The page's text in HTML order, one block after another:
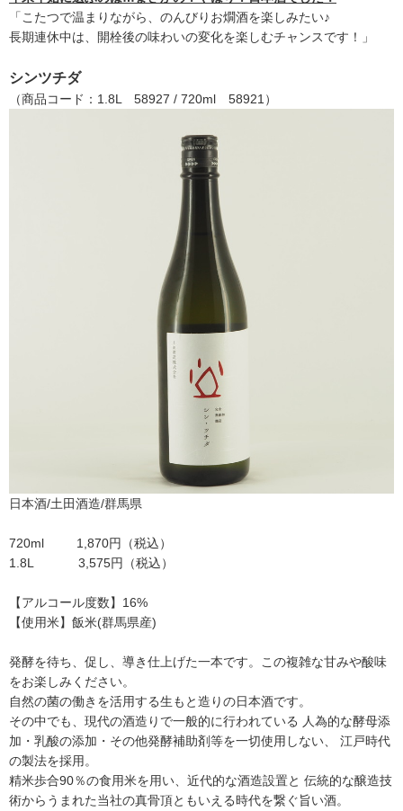
「こたつで温まりながら、のんびりお燗酒を楽しみたい♪
長期連休中は、開栓後の味わいの変化を楽しむチャンスです！」
シンツチダ
（商品コード：1.8L 58927 / 720ml 58921）
日本酒/土田酒造/群馬県
720ml 1,870円（税込）
1.8L 3,575円（税込）
【アルコール度数】16%
【使用米】飯米(群馬県産)
発酵を待ち、促し、導き仕上げた一本です。この複雑な甘みや酸味
をお楽しみください。
自然の菌の働きを活用する生もと造りの日本酒です。
その中でも、現代の酒造りで一般的に行われている 人為的な酵母添
加・乳酸の添加・その他発酵補助剤等を一切使用しない、 江戸時代
の製法を採用。
精米歩合90％の食用米を用い、近代的な酒造設置と 伝統的な醸造技
術からうまれた当社の真骨頂ともいえる時代を繋ぐ旨い酒。